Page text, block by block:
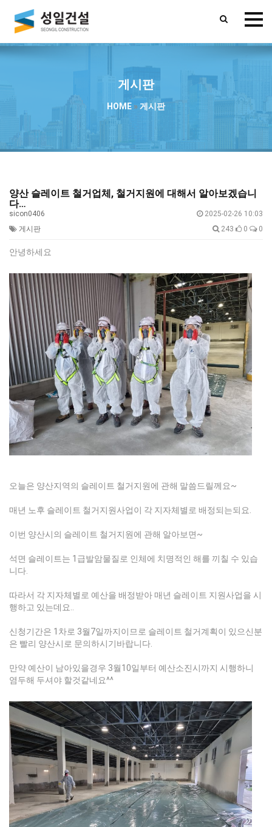
게시판
HOME »게시판
양산 슬레이트 철거업체, 철거지원에 대해서 알아보겠습니
다…
sicon0406
2025-02-26 10:03
게시판
243 0 0
안녕하세요
오늘은 양산지역의 슬레이트 철거지원에 관해 말씀드릴께요~
매년 노후 슬레이트 철거지원사업이 각 지자체별로 배정되는되요.
이번 양산시의 슬레이트 철거지원에 관해 알아보면~
석면 슬레이트는 1급발암물질로 인체에 치명적인 해를 끼칠 수 있습
니다.
따라서 각 지자체별로 예산을 배정받아 매년 슬레이트 지원사업을 시
행하고 있는데요..
신청기간은 1차로 3월7일까지이므로 슬레이트 철거계획이 있으신분
은 빨리 양산시로 문의하시기바랍니다.
만약 예산이 남아있을경우 3월10일부터 예산소진시까지 시행하니
염두해 두셔야 할것같네요^^